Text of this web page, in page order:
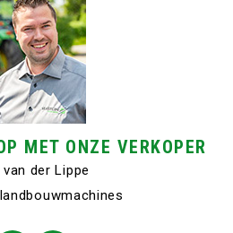
MET ONZE VERKOPER
der Lippe